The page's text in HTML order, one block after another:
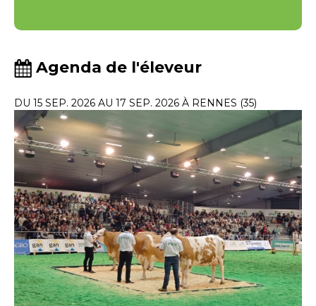
Agenda de l'éleveur
DU 15 SEP. 2026 AU 17 SEP. 2026 À RENNES (35)